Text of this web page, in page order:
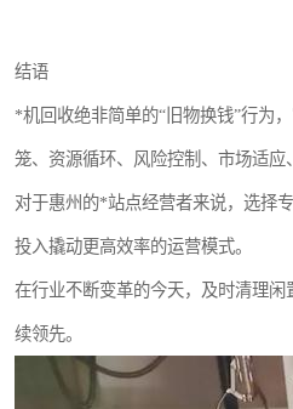
结语
*机回收绝非简单的“旧物换钱”行为
笼、资源循环、风险控制、市场适应
对于惠州的*站点经营者来说，选择
投入撬动更高效率的运营模式。
在行业不断变革的今天，及时清理
续领先。